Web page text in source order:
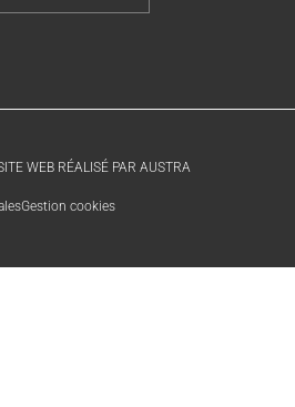
WEB RÉALISÉ PAR AUSTRA
Gestion cookies